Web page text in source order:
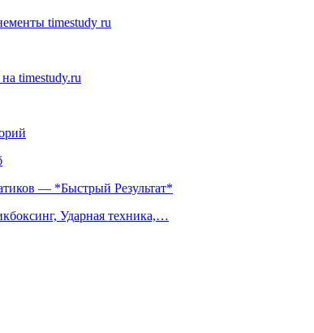
timestudy ru
timestudy.ru
— *Быстрый Результат*
Ударная техника,…